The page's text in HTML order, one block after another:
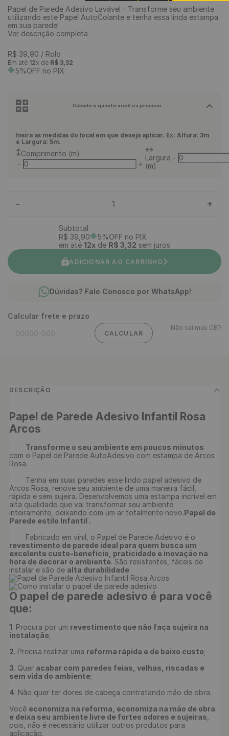
Papel de Parede Adesivo Lavável - Transforme seu ambiente
utilizando este Papel AutoColante e tenha essa linda estampa
em sua parede!
Ver descrição completa
R$ 39 90 / Rolo
Em até 12x de R$ 3,32
5%OFF no PIX
Calcule o quanto você irá precisar
Insira as medidas do local em que deseja aplicar. Ex: Altura: 3m
e Largura: 5m.
Comprimento (m)
-
+
Largura
(m)
-
- 1 +
Subtotal
R$ 39 90
5%OFF no PIX
em até 12x de R$ 3 32 sem juros
ADICIONAR AO CARRINHO
Dúvidas? Fale Conosco por WhatsApp!
Calcular frete e prazo
CALCULAR
Não sei meu CEP
DESCRIÇÃO
Papel de Parede Adesivo Infantil Rosa
Arcos
Transforme o seu ambiente em poucos minutos
com o Papel de Parede AutoAdesivo com estampa de Arcos
Rosa.
Arcos Rosa, renove seu ambiente de uma maneira fácil,
rápida e sem sujeira. Desenvolvemos uma estampa incrível em
alta qualidade que vai transformar seu ambiente
inteiramente, deixando com um ar totalmente novo.Papel de
Parede estilo Infantil .
	Fabricado em vinil, o Papel de Parede Adesivo é o
revestimento de parede ideal para quem busca um
excelente custo-benefício, praticidade e inovação na
hora de decorar o ambiente. São resistentes, fáceis de
instalar e são de alta durabilidade
O papel de parede adesivo é para você
que:
1. Procura por um revestimento que não faça sujeira na
instalação;
2. Precisa realizar uma reforma rápida e de baixo custo;
3. Quer acabar com paredes feias, velhas, riscadas e
sem vida do ambiente;
4. Não quer ter dores de cabeça contratando mão de obra.
Você economiza na reforma, economiza na mão de obra
e deixa seu ambiente livre de fortes odores e sujeiras
pois, não é necessário utilizar outros produtos para
9º piso vinílico
10º piso vinílico click